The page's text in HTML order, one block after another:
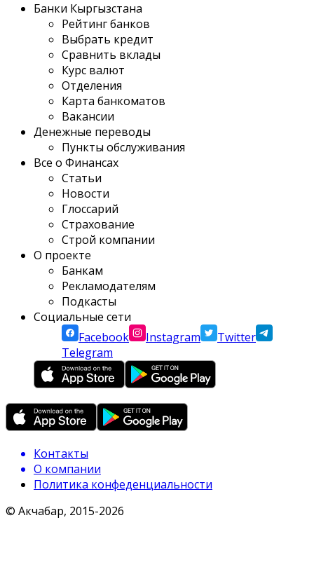
Банки Кыргызстана
Рейтинг банков
Выбрать кредит
Сравнить вклады
Курс валют
Отделения
Карта банкоматов
Вакансии
Денежные переводы
Пункты обслуживания
Все о Финансах
Статьи
Новости
Глоссарий
Страхование
Строй компании
О проекте
Банкам
Рекламодателям
Подкасты
Социальные сети
Facebook
Instagram
Twitter
Telegram
Контакты
О компании
Политика конфеденциальности
© Акчабар, 2015-2026